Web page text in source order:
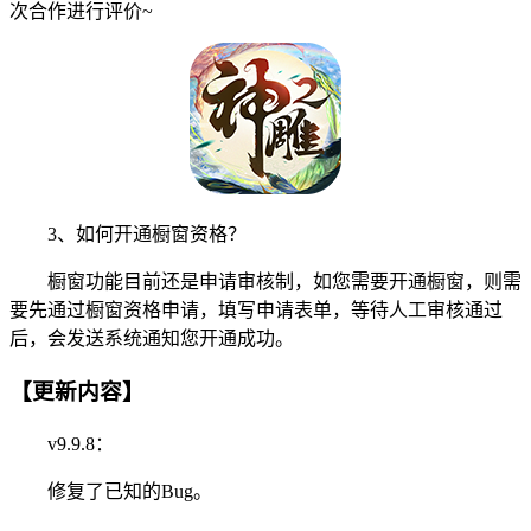
次合作进行评价~
3、如何开通橱窗资格？
橱窗功能目前还是申请审核制，如您需要开通橱窗，则需
要先通过橱窗资格申请，填写申请表单，等待人工审核通过
后，会发送系统通知您开通成功。
【更新内容】
v9.9.8：
修复了已知的Bug。